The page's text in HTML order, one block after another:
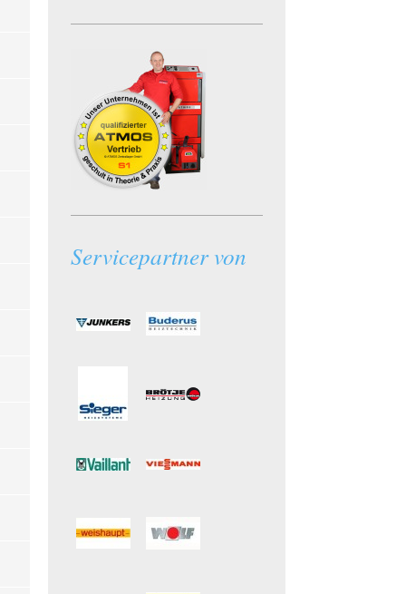
Servicepartner von